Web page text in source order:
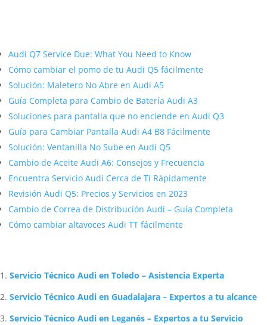
Audi Q7 Service Due: What You Need to Know
Cómo cambiar el pomo de tu Audi Q5 fácilmente
Solución: Maletero No Abre en Audi A5
Guía Completa para Cambio de Batería Audi A3
Soluciones para pantalla que no enciende en Audi Q3
Guía para Cambiar Pantalla Audi A4 B8 Fácilmente
Solución: Ventanilla No Sube en Audi Q5
Cambio de Aceite Audi A6: Consejos y Frecuencia
Encuentra Servicio Audi Cerca de Ti Rápidamente
Revisión Audi Q5: Precios y Servicios en 2023
Cambio de Correa de Distribución Audi – Guía Completa
Cómo cambiar altavoces Audi TT fácilmente
Servicio Técnico Audi en Toledo – Asistencia Experta
Servicio Técnico Audi en Guadalajara – Expertos a tu alcance
Servicio Técnico Audi en Leganés – Expertos a tu Servicio